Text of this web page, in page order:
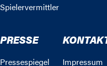
Spielervermittler
PRESSE
Pressespiegel
Impressum